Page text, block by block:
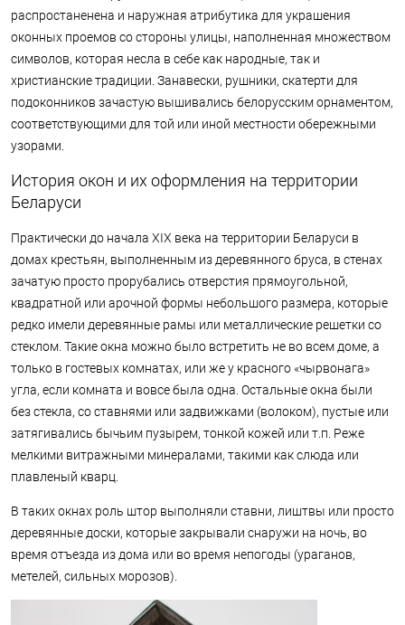
распростаненена и наружная атрибутика для украшения
оконных проемов со стороны улицы, наполненная множеством
символов, которая несла в себе как народные, так и
христианские традиции. Занавески, рушники, скатерти для
подоконников зачастую вышивались белорусским орнаментом,
соответствующими для той или иной местности обережными
узорами.
История окон и их оформления на территории
Беларуси
Практически до начала XIX века на территории Беларуси в
домах крестьян, выполненным из деревянного бруса, в стенах
зачатую просто прорубались отверстия прямоугольной,
квадратной или арочной формы небольшого размера, которые
редко имели деревянные рамы или металлические решетки со
стеклом. Такие окна можно было встретить не во всем доме, а
только в гостевых комнатах, или же у красного «чырвонага»
угла, если комната и вовсе была одна. Остальные окна были
без стекла, со ставнями или задвижками (волоком), пустые или
затягивались бычьим пузырем, тонкой кожей или т.п. Реже
мелкими витражными минералами, такими как слюда или
плавленый кварц.
В таких окнах роль штор выполняли ставни, лиштвы или просто
деревянные доски, которые закрывали снаружи на ночь, во
время отъезда из дома или во время непогоды (ураганов,
метелей, сильных морозов).